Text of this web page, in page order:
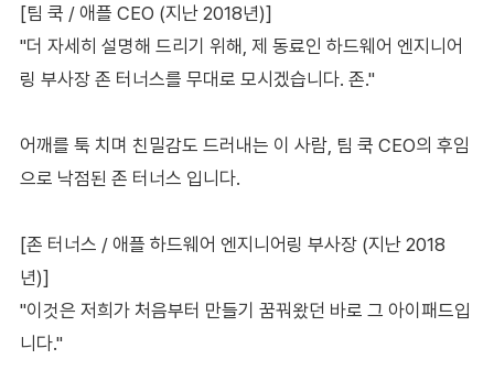
[팀 쿡 / 애플 CEO (지난 2018년)]
"더 자세히 설명해 드리기 위해, 제 동료인 하드웨어 엔지니어
링 부사장 존 터너스를 무대로 모시겠습니다. 존."
어깨를 툭 치며 친밀감도 드러내는 이 사람, 팀 쿡 CEO의 후임
으로 낙점된 존 터너스 입니다.
[존 터너스 / 애플 하드웨어 엔지니어링 부사장 (지난 2018
년)]
"이것은 저희가 처음부터 만들기 꿈꿔왔던 바로 그 아이패드입
니다."